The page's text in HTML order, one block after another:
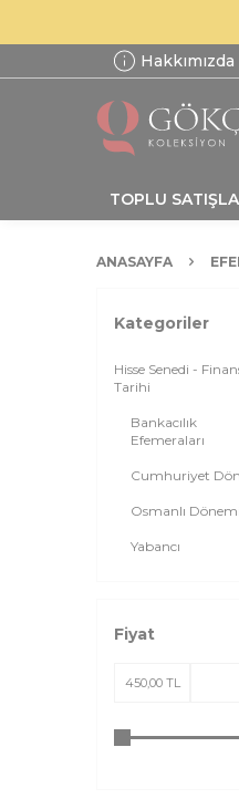
Hakkımızda
TOPLU
ANASAYFA
Kategoriler
Hisse Senedi -
Tarihi
Bankacılık
Efemeraları
Cumhuriyet
Osmanlı Dönemi
Yabancı
Fiyat